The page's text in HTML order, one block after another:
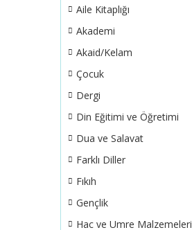
Aile Kitaplığı
Akademi
Akaid/Kelam
Çocuk
Dergi
Din Eğitimi ve Öğretimi
Dua ve Salavat
Farklı Diller
Fıkıh
Gençlik
Hac ve Umre Malzemeleri